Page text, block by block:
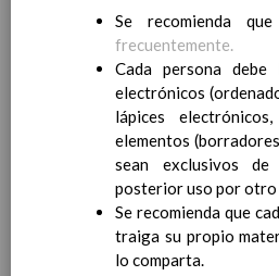
y de
elementos
e. Infantil
EvaluaciÃ³n
educativo
AtenciÃ³n
2019
Proyecto
Se recomienda
frecuentemente.
Cada persona
electrónicos
lápices
elementos
sean exclusivos
posterior uso por otro
Se recomienda que
traiga su propio
lo comparta.